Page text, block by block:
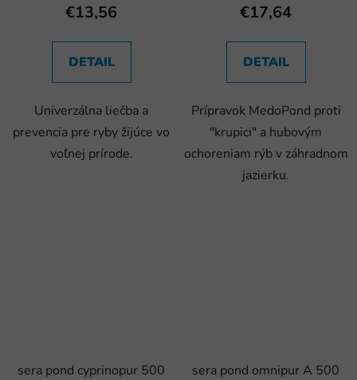
€13,56
DETAIL
Univerzálna liečba a
prevencia pre ryby žijúce vo
voľnej prírode.
€17,64
DETAIL
Prípravok MedoPond proti
"krupici" a hubovým
ochoreniam rýb v záhradnom
jazierku.
sera pond cyprinopur 500
sera pond omnipur A 500